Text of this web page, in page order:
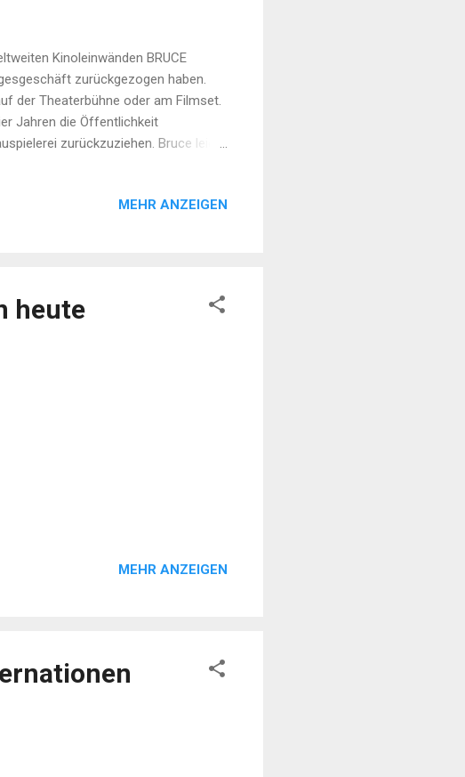
Kinoleinwänden BRUCE
zurückgezogen haben.
der Theaterbühne oder am Filmset.
Jahren die Öffentlichkeit
zurückzuziehen. Bruce leidet
Situation nicht mehr
MEHR ANZEIGEN
heute
MEHR ANZEIGEN